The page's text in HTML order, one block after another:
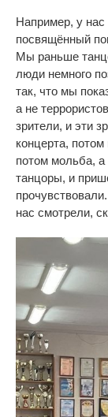
Например, у нас
посвящённый
Мы раньше
люди немного
так, что мы
а не
зрители, и эти
концерта,
потом мольба, а
танцоры, и
нас смотрели,